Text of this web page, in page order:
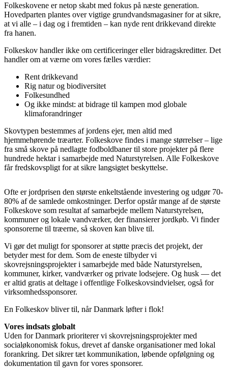
Folkeskovene er netop skabt med fokus på næste generation.
Hovedparten plantes over vigtige grundvandsmagasiner for at sikre,
at vi alle – i dag og i fremtiden – kan nyde rent drikkevand direkte
fra hanen.
Folkeskov handler ikke om certificeringer eller bidragskreditter. Det
handler om at værne om vores fælles værdier:
Rent drikkevand
Rig natur og biodiversitet
Folkesundhed
Og ikke mindst: at bidrage til kampen mod globale
klimaforandringer
Skovtypen bestemmes af jordens ejer, men altid med
hjemmehørende træarter. Folkeskove findes i mange størrelser – lige
fra små skove på nedlagte fodboldbaner til store projekter på flere
hundrede hektar i samarbejde med Naturstyrelsen. Alle Folkeskove
får fredskovspligt for at sikre langsigtet beskyttelse.
Ofte er jordprisen den største enkeltstående investering og udgør 70-
80% af de samlede omkostninger. Derfor opstår mange af de største
Folkeskove som resultat af samarbejde mellem Naturstyrelsen,
kommuner og lokale vandværker, der finansierer jordkøb. Vi finder
sponsorerne til træerne, så skoven kan blive til.
Vi gør det muligt for sponsorer at støtte præcis det projekt, der
betyder mest for dem. Som de eneste tilbyder vi
skovrejsningsprojekter i samarbejde med både Naturstyrelsen,
kommuner, kirker, vandværker og private lodsejere. Og husk — det
er altid gratis at deltage i offentlige Folkeskovsindvielser, også for
virksomhedssponsorer.
En Folkeskov bliver til, når Danmark løfter i flok!
Vores indsats globalt
Uden for Danmark prioriterer vi skovrejsningsprojekter med
socialøkonomisk fokus, drevet af danske organisationer med lokal
forankring. Det sikrer tæt kommunikation, løbende opfølgning og
dokumentation til gavn for vores sponsorer.